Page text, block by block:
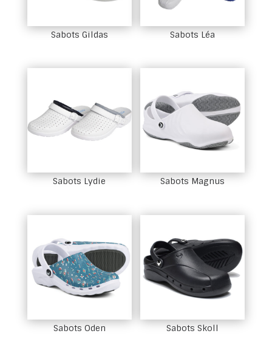
Sabots Gildas Sabots Léa
Sabots Lydie Sabots Magnus
Sabots Oden Sabots Skoll